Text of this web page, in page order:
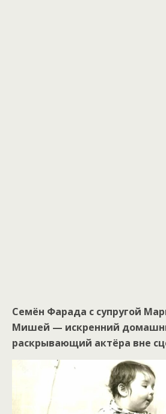
Семён Фарада с супругой
Мишей — искренний
раскрывающий актёра вне